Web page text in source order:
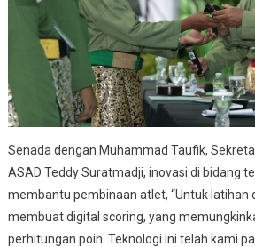
Senada dengan Muhammad Taufik,
ASAD Teddy Suratmadji, inovasi di bidang
membantu pembinaan atlet, “Untuk latihan
membuat digital scoring, yang
perhitungan poin. Teknologi ini telah kami